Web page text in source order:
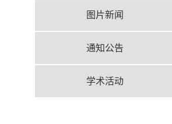
图片新闻
通知公告
学术活动